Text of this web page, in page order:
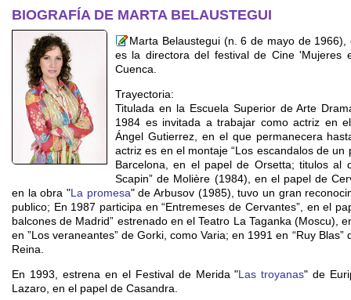
BIOGRAFÍA DE MARTA BELAUSTEGUI
Marta Belaustegui (n. 6 de mayo de
es la directora del festival de Cine 'Mujeres
Cuenca.
Trayectoria:
Titulada en la Escuela Superior de Arte
1984 es invitada a trabajar como actriz en
Ángel Gutierrez, en el que permanecera
actriz es en el montaje “Los escandalos de un
Barcelona, en el papel de Orsetta; titulos al
Scapin” de Molière (1984), en el papel de
en la obra "La promesa" de Arbusov (1985), tuvo un gran
publico; En 1987 participa en “Entremeses de Cervantes”, en el
balcones de Madrid” estrenado en el Teatro La Taganka (Moscu),
en ”Los veraneantes” de Gorki, como Varia; en 1991 en “Ruy
Reina.
En 1993, estrena en el Festival de Merida "Las troyanas" de
Lazaro, en el papel de Casandra.